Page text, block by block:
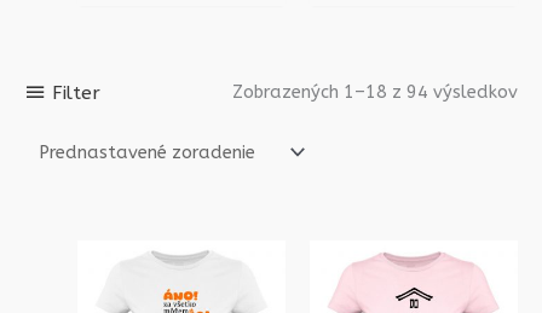
Filter Zobrazených 1–18 z 94 výsledkov